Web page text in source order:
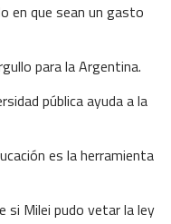
en que sean un gasto
para la Argentina.
pública ayuda a la
es la herramienta
si Milei pudo vetar la ley